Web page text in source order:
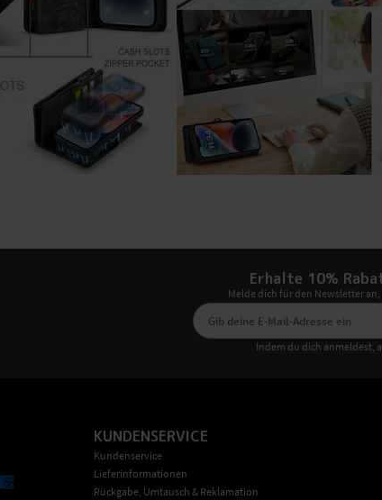
Erhalte 10%
Melde dich für den Newsletter
Indem du dich anmeldest,
KUNDENSERVICE
Kundenservice
Lieferinformationen
Rückgabe, Umtausch & Reklamation